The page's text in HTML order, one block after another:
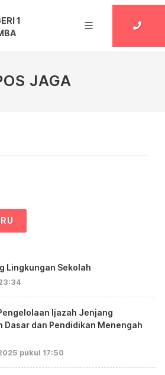
1
JAGA
Lingkungan Sekolah
Ijazah Jenjang
Dasar dan Pendidikan Menengah
pukul 17:50